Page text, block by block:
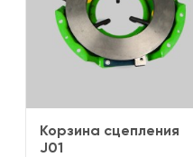
Корзина сцепления
J01